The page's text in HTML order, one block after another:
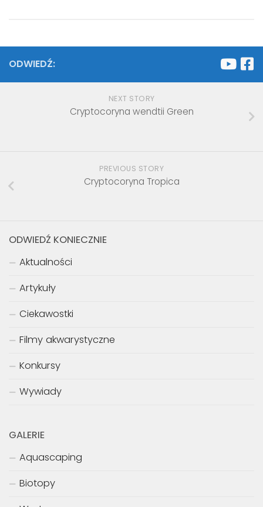
ODWIEDŹ:
NEXT STORY
Cryptocoryna wendtii Green
PREVIOUS STORY
Cryptocoryna Tropica
ODWIEDŹ KONIECZNIE
Aktualności
Artykuły
Ciekawostki
Filmy akwarystyczne
Konkursy
Wywiady
GALERIE
Aquascaping
Biotopy